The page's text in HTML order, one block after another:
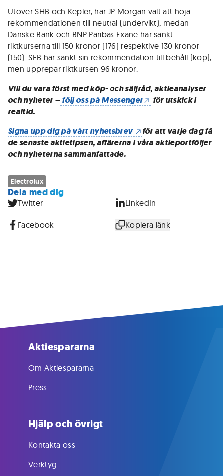
Utöver SHB och Kepler, har JP Morgan valt att höja
rekommendationen till neutral (undervikt), medan
Danske Bank och BNP Paribas Exane har sänkt
riktkurserna till 150 kronor (176) respektive 130 kronor
(150). SEB har sänkt sin rekommendation till behåll (köp),
men upprepar riktkursen 96 kronor.
Vill du vara först med köp- och säljråd, aktieanalyser
och nyheter –följ oss på Messenger
för utskick i
realtid.
Signa upp dig på vårt nyhetsbrev
för att varje dag få
de senaste aktietipsen, affärerna i våra aktieportföljer
och nyheterna sammanfattade.
Electrolux
Dela med dig
Twitter LinkedIn
Facebook Kopiera länk
Aktiespararna
Om Aktiespararna
Press
Hjälp och övrigt
Kontakta oss
Verktyg